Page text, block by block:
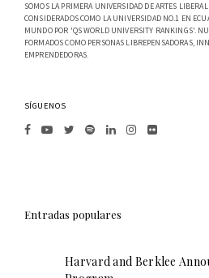
SOMOS LA PRIMERA UNIVERSIDAD DE ARTES
CONSIDERADOS COMO LA UNIVERSIDAD NO.1 EN
MUNDO POR 'QS WORLD UNIVERSITY RANKINGS'.
FORMADOS COMO PERSONAS LIBREPENSADORAS,
EMPRENDEDORAS.
SÍGUENOS
Entradas populares
Harvard and Berklee